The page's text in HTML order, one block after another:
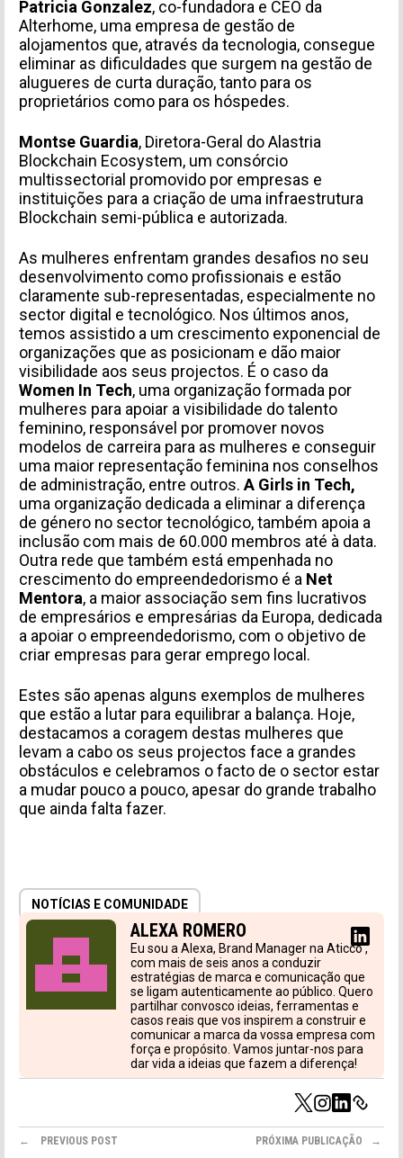
Patricia Gonzalez, co-fundadora e CEO da
Alterhome, uma empresa de gestão de
alojamentos que, através da tecnologia, consegue
eliminar as dificuldades que surgem na gestão de
alugueres de curta duração, tanto para os
proprietários como para os hóspedes.
Montse Guardia, Diretora-Geral do Alastria
Blockchain Ecosystem, um consórcio
multissectorial promovido por empresas e
instituições para a criação de uma infraestrutura
Blockchain semi-pública e autorizada.
As mulheres enfrentam grandes desafios no seu
desenvolvimento como profissionais e estão
claramente sub-representadas, especialmente no
sector digital e tecnológico. Nos últimos anos,
temos assistido a um crescimento exponencial de
organizações que as posicionam e dão maior
visibilidade aos seus projectos. É o caso da
Women In Tech, uma organização formada por
mulheres para apoiar a visibilidade do talento
feminino, responsável por promover novos
modelos de carreira para as mulheres e conseguir
uma maior representação feminina nos conselhos
de administração, entre outros.A Girls in Tech,
uma organização dedicada a eliminar a diferença
de género no sector tecnológico, também apoia a
inclusão com mais de 60.000 membros até à data.
Outra rede que também está empenhada no
crescimento do empreendedorismo é a Net
Mentora, a maior associação sem fins lucrativos
de empresários e empresárias da Europa, dedicada
a apoiar o empreendedorismo, com o objetivo de
criar empresas para gerar emprego local.
Estes são apenas alguns exemplos de mulheres
que estão a lutar para equilibrar a balança. Hoje,
destacamos a coragem destas mulheres que
levam a cabo os seus projectos face a grandes
obstáculos e celebramos o facto de o sector estar
a mudar pouco a pouco, apesar do grande trabalho
que ainda falta fazer.
NOTÍCIAS E COMUNIDADE
ALEXA ROMERO
Eu sou a Alexa, Brand Manager na Aticco ,
com mais de seis anos a conduzir
estratégias de marca e comunicação que
se ligam autenticamente ao público. Quero
partilhar convosco ideias, ferramentas e
casos reais que vos inspirem a construir e
comunicar a marca da vossa empresa com
força e propósito. Vamos juntar-nos para
dar vida a ideias que fazem a diferença!
PREVIOUS POST PRÓXIMA PUBLICAÇÃO